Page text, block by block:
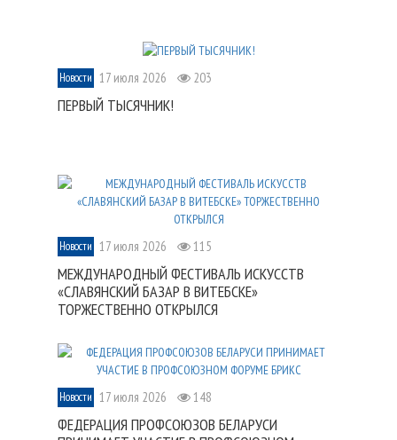
Новости 17 июля 2026 203
ПЕРВЫЙ ТЫСЯЧНИК!
Новости 17 июля 2026 115
МЕЖДУНАРОДНЫЙ ФЕСТИВАЛЬ ИСКУССТВ
«СЛАВЯНСКИЙ БАЗАР В ВИТЕБСКЕ»
ТОРЖЕСТВЕННО ОТКРЫЛСЯ
Новости 17 июля 2026 148
ФЕДЕРАЦИЯ ПРОФСОЮЗОВ БЕЛАРУСИ